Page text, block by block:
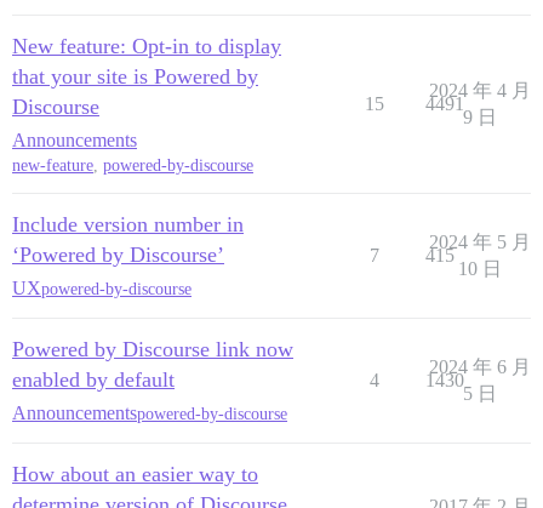
New feature: Opt-in to display
that your site is Powered by
Discourse
Announcements
new-feature, powered-by-discourse
15 4491
2024 年 4 月
9 日
Include version number in
‘Powered by Discourse’
UXpowered-by-discourse
7 415
2024 年 5 月
10 日
Powered by Discourse link now
enabled by default
Announcementspowered-by-discourse
4 1430
2024 年 6 月
5 日
How about an easier way to